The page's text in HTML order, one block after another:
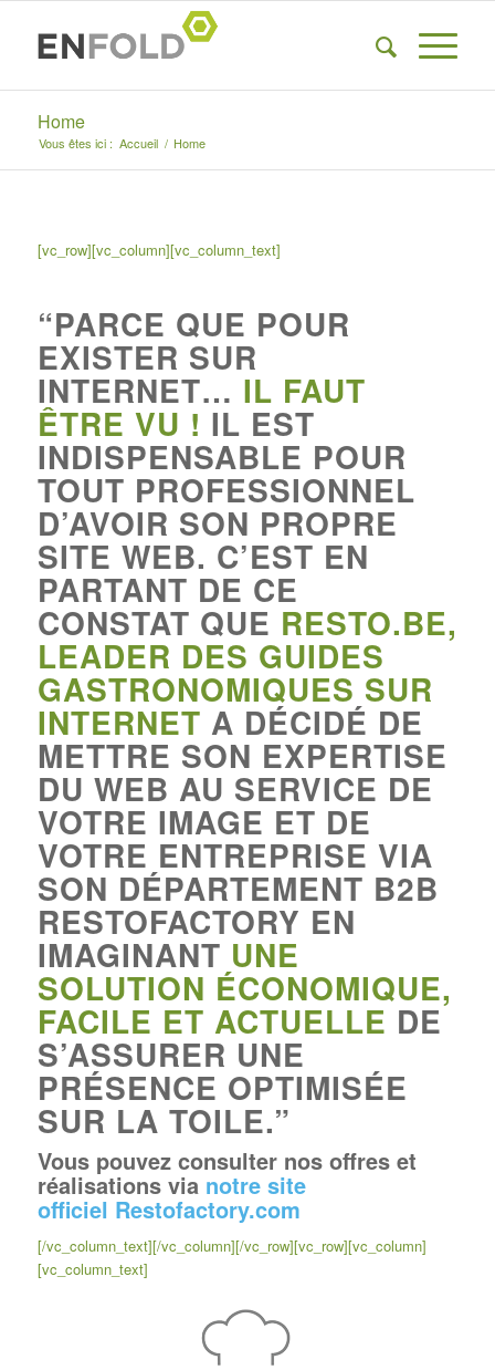
Home
Vous êtes ici : Accueil / Home
[vc_row][vc_column][vc_column_text]
“PARCE QUE POUR
EXISTER SUR
INTERNET… IL FAUT
ÊTRE VU ! IL EST
INDISPENSABLE POUR
TOUT PROFESSIONNEL
D’AVOIR SON PROPRE
SITE WEB. C’EST EN
PARTANT DE CE
CONSTAT QUE RESTO.BE,
LEADER DES GUIDES
GASTRONOMIQUES SUR
INTERNET A DÉCIDÉ DE
METTRE SON EXPERTISE
DU WEB AU SERVICE DE
VOTRE IMAGE ET DE
VOTRE ENTREPRISE VIA
SON DÉPARTEMENT B2B
RESTOFACTORY EN
IMAGINANT UNE
SOLUTION ÉCONOMIQUE,
FACILE ET ACTUELLE DE
S’ASSURER UNE
PRÉSENCE OPTIMISÉE
SUR LA TOILE.”
Vous pouvez consulter nos offres et
réalisations via notre site
officiel Restofactory.com
[/vc_column_text][/vc_column][/vc_row][vc_row][vc_column]
[vc_column_text]